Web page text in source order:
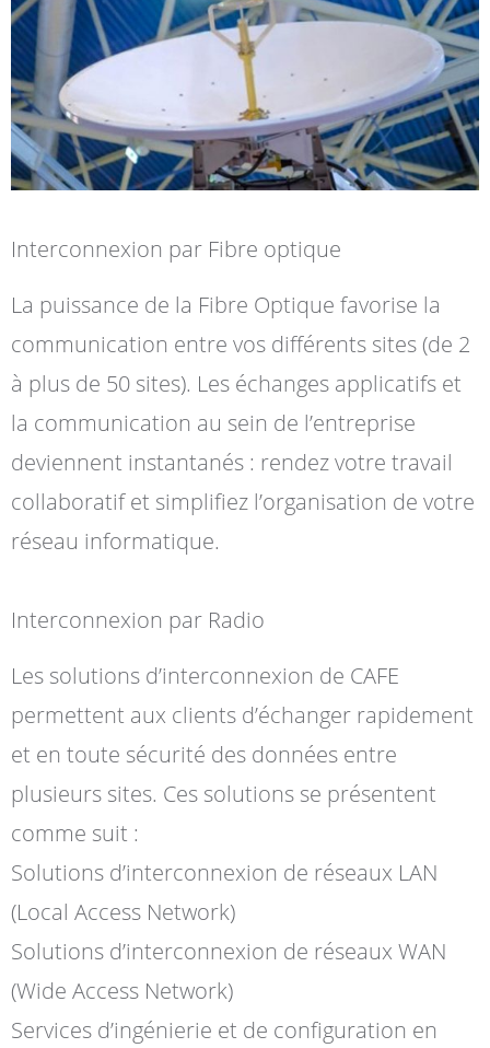
Interconnexion par Fibre optique
La puissance de la Fibre Optique favorise la
communication entre vos différents sites (de 2
à plus de 50 sites). Les échanges applicatifs et
la communication au sein de l’entreprise
deviennent instantanés : rendez votre travail
collaboratif et simplifiez l’organisation de votre
réseau informatique.
Interconnexion par Radio
Les solutions d’interconnexion de CAFE
permettent aux clients d’échanger rapidement
et en toute sécurité des données entre
plusieurs sites. Ces solutions se présentent
comme suit :
Solutions d’interconnexion de réseaux LAN
(Local Access Network)
Solutions d’interconnexion de réseaux WAN
(Wide Access Network)
Services d’ingénierie et de configuration en